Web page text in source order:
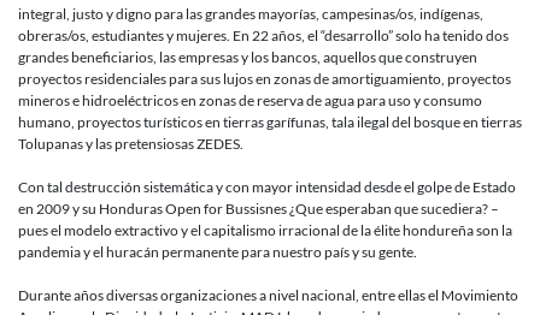
integral, justo y digno para las grandes mayorías, campesinas/os, indígenas,
obreras/os, estudiantes y mujeres. En 22 años, el “desarrollo” solo ha tenido dos
grandes beneficiarios, las empresas y los bancos, aquellos que construyen
proyectos residenciales para sus lujos en zonas de amortiguamiento, proyectos
mineros e hidroeléctricos en zonas de reserva de agua para uso y consumo
humano, proyectos turísticos en tierras garífunas, tala ilegal del bosque en tierras
Tolupanas y las pretensiosas ZEDES.
Con tal destrucción sistemática y con mayor intensidad desde el golpe de Estado
en 2009 y su Honduras Open for Bussisnes ¿Que esperaban que sucediera? –
pues el modelo extractivo y el capitalismo irracional de la élite hondureña son la
pandemia y el huracán permanente para nuestro país y su gente.
Durante años diversas organizaciones a nivel nacional, entre ellas el Movimiento